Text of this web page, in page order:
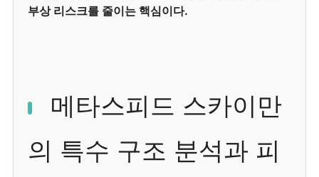
부상 리스크를 줄이는 핵심이다.
메타스피드 스카이만
의 특수 구조 분석과 피